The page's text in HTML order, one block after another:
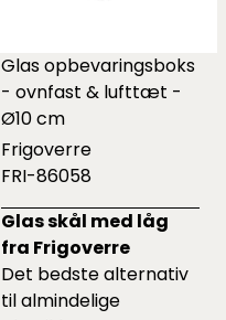
Glas opbevaringsboks
- ovnfast & lufttæt -
Ø10 cm
Frigoverre
FRI-86058
Glas skål med låg
fra Frigoverre
Det bedste alternativ
til almindelige